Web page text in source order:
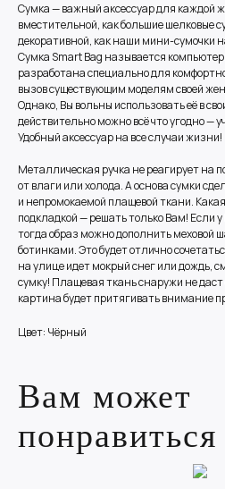
Сумка — важный аксессуар для каждой
вместительной, как большие шелковые
декоративной, как наши мини-сумочки
Сумка Smart Bag называется
разработана специально для
вызов существующим моделям своей
Однако, Вы вольны использовать её в
действительно можно всё что угодно —
Удобный аксессуар на все случаи жизни!
Металлическая ручка не реагирует на
от влаги или холода. А основа сумки
и непромокаемой плащевой ткани.
подкладкой — решать только Вам! Если
тогда образ можно дополнить меховой
ботинками. Это будет отлично
на улице идет мокрый снег или дождь,
сумку! Плащевая ткань снаружи не
картина будет притягивать внимание
Цвет: Чёрный
Вам может
понравиться